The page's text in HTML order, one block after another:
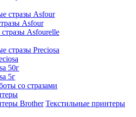
стразы Asfour
Asfour
Asfourelle
стразы Preciosa
50г
5г
со стразами
Brother Текстильные принтеры